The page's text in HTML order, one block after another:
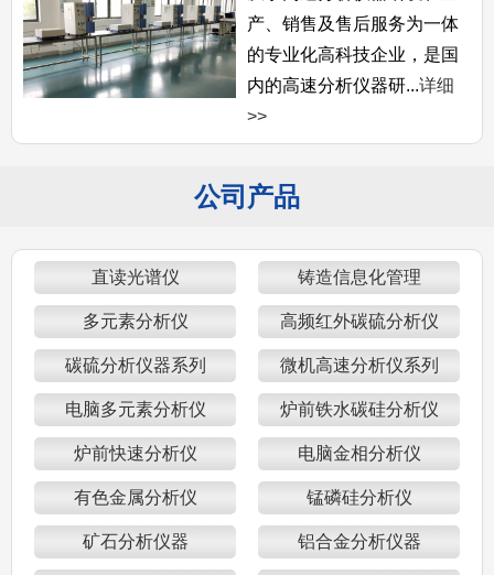
产、销售及售后服务为一体
的专业化高科技企业，是国
内的高速分析仪器研...详细
>>
公司产品
直读光谱仪 铸造信息化管理
多元素分析仪 高频红外碳硫分析仪
碳硫分析仪器系列 微机高速分析仪系列
电脑多元素分析仪 炉前铁水碳硅分析仪
炉前快速分析仪 电脑金相分析仪
有色金属分析仪 锰磷硅分析仪
矿石分析仪器 铝合金分析仪器